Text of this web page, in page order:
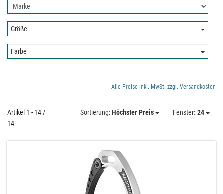
hier:
Nach
filtern:
Größe:
Größe
Farbe:
Farbe
Alle Preise inkl. MwSt. zzgl. Versandkosten
Artikel 1 - 14 /
14
Sortierung: Höchster Preis Fenster: 24